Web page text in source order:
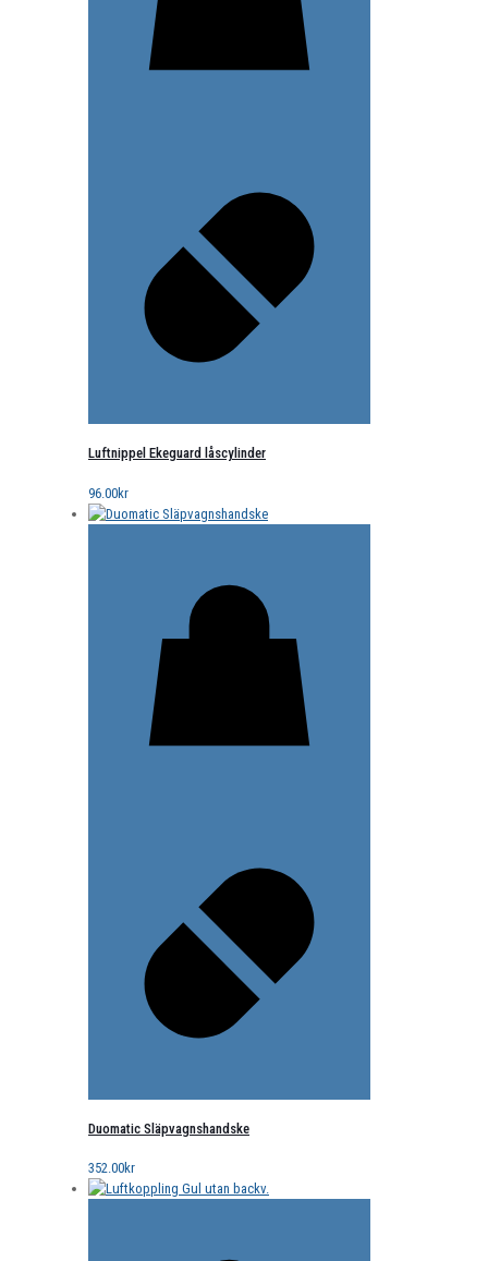
Luftnippel Ekeguard låscylinder
96.00kr
Duomatic Släpvagnshandske
352.00kr